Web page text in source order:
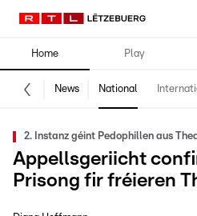
Home Play
News National
2. Instanz géint Pedophillen aus
Appellsgeriicht
Prisong fir fréieren